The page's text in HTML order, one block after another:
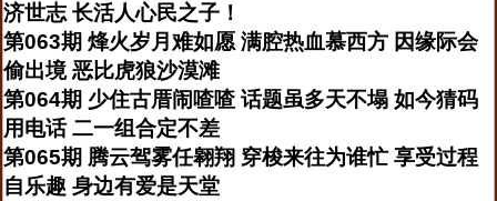
济世志 长活人心民之子！
第063期 烽火岁月难如愿 满腔热血慕西方 因缘际会
偷出境 恶比虎狼沙漠滩
第064期 少住古厝闹喳喳 话题虽多天不塌 如今猜码
用电话 二一组合定不差
第065期 腾云驾雾任翱翔 穿梭来往为谁忙 享受过程
自乐趣 身边有爱是天堂